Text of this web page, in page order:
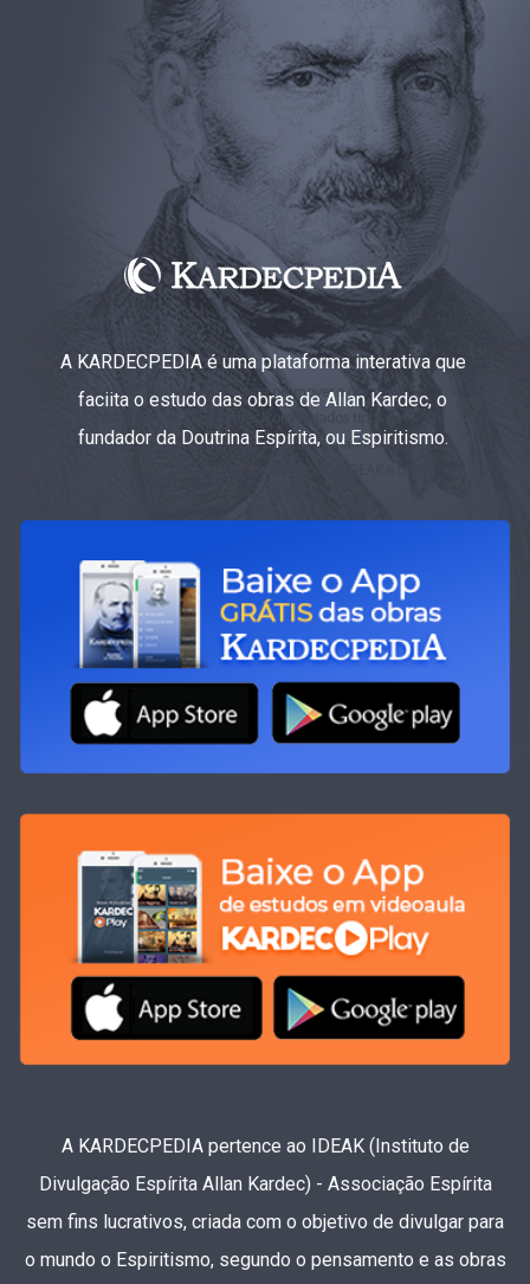
A KARDECPEDIA é uma plataforma interativa que
faciita o estudo das obras de Allan Kardec, o
fundador da Doutrina Espírita, ou Espiritismo.
A KARDECPEDIA pertence ao IDEAK (Instituto de
Divulgação Espírita Allan Kardec) - Associação Espírita
sem fins lucrativos, criada com o objetivo de divulgar para
o mundo o Espiritismo, segundo o pensamento e as obras